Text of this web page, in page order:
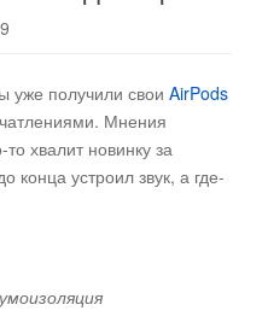
уже получили свои AirPods
. Мнения
хвалит новинку за
конца устроил звук, а где-